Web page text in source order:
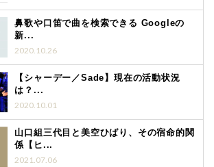
鼻歌や口笛で曲を検索できる Googleの
新...
2020.10.26
【シャーデー／Sade】現在の活動状況
は？...
2020.10.01
山口組三代目と美空ひばり、その宿命的関
係【ヒ...
2021.07.06